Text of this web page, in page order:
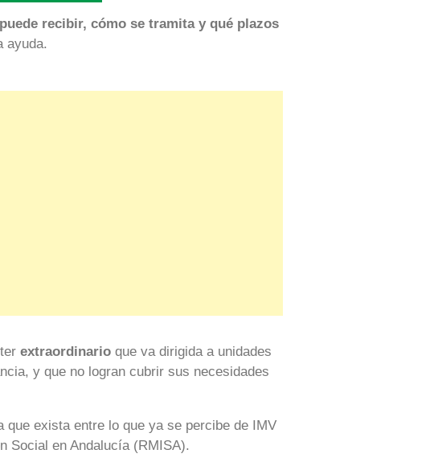
recibir, cómo se tramita y qué plazos
ayuda.
extraordinario que va dirigida a unidades
y que no logran cubrir sus necesidades
que exista entre lo que ya se percibe de IMV
Social en Andalucía (RMISA).